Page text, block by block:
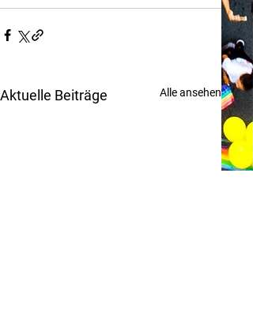
Aktuelle Beiträge Alle ansehen